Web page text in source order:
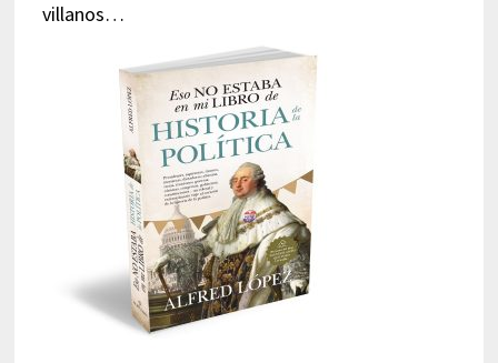
villanos…